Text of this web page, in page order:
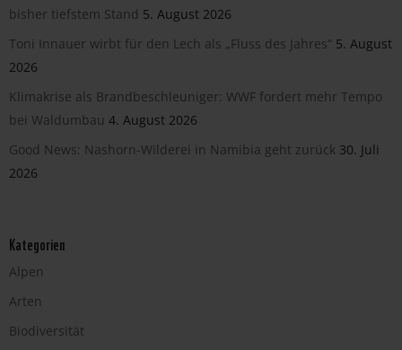
bisher tiefstem Stand 5. August 2026
Toni Innauer wirbt für den Lech als „Fluss des Jahres“ 5. August
2026
Klimakrise als Brandbeschleuniger: WWF fordert mehr Tempo
bei Waldumbau 4. August 2026
Good News: Nashorn-Wilderei in Namibia geht zurück 30. Juli
2026
Kategorien
Alpen
Arten
Biodiversität